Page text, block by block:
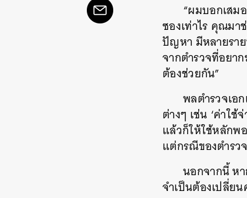
“ผมบอกเสม
ซองเท่าไร คุณม
ปัญหา มีหลายรา
จากตำรวจที่อยา
ต้องช่วยกัน”
พลตำรวจเอ
ต่างๆ เช่น ‘ค่าใ
แล้วก็ให้ใช้หลักพ
แต่กรณีของตำรว
นอกจากนี้ หา
จำเป็นต้องเปลี่ย